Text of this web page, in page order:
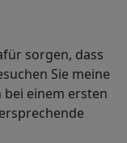
sorgen, dass
Sie meine
bei einem ersten